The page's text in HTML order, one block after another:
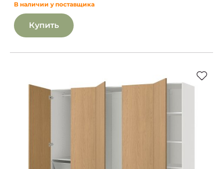
В наличии у поставщика
Купить